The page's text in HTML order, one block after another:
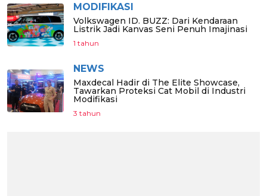
MODIFIKASI
Volkswagen ID. BUZZ: Dari Kendaraan
Listrik Jadi Kanvas Seni Penuh Imajinasi
1 tahun
NEWS
Maxdecal Hadir di The Elite Showcase,
Tawarkan Proteksi Cat Mobil di Industri
Modifikasi
3 tahun